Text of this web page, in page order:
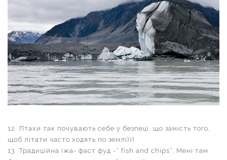
12. Птахи так почувають себе у безпеці, що замість того,
щоб літати часто ходять по землі)))
13. Традиційна їжа- фаст фуд -” fish and chips”. Мені там